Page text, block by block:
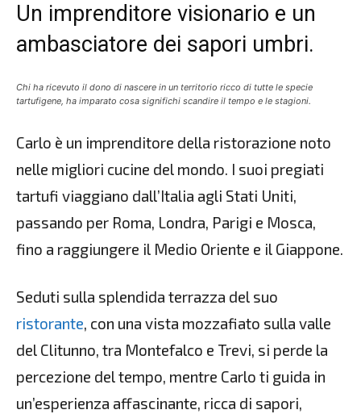
Un imprenditore visionario e un
ambasciatore dei sapori umbri.
Chi ha ricevuto il dono di nascere in un territorio ricco di tutte le specie
tartufigene, ha imparato cosa significhi scandire il tempo e le stagioni.
Carlo è un imprenditore della ristorazione noto
nelle migliori cucine del mondo. I suoi pregiati
tartufi viaggiano dall’Italia agli Stati Uniti,
passando per Roma, Londra, Parigi e Mosca,
fino a raggiungere il Medio Oriente e il Giappone.
Seduti sulla splendida terrazza del suo
ristorante, con una vista mozzafiato sulla valle
del Clitunno, tra Montefalco e Trevi, si perde la
percezione del tempo, mentre Carlo ti guida in
un’esperienza affascinante, ricca di sapori,